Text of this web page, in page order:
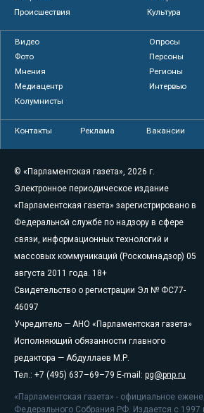
Происшествия
Культура
Видео
Опросы
Фото
Персоны
Мнения
Регионы
Медиацентр
Интервью
Колумнисты
Контакты Реклама Вакансии
© «Парламентская газета», 2026 г.
Электронное периодическое издание
«Парламентская газета» зарегистрировано в
Федеральной службе по надзору в сфере
связи, информационных технологий и
массовых коммуникаций (Роскомнадзор) 05
августа 2011 года. 18+
Свидетельство о регистрации Эл № ФС77-
46097
Учредитель — АНО «Парламентская газета»
Исполняющий обязанности главного
редактора — Абдуллаев М.Р.
Тел.: +7 (495) 637–69–79 E-mail: pg@pnp.ru
«Парламентская газета» - официальное
Федерального Собрания РФ. Издается с 1997